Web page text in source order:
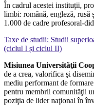
În cadrul acestei instituții,
limbi: română, engleză, rusă
1.000 de cadre profesoral-
Taxe de studii: Studii
(ciclul I și ciclul II)
Misiunea Universităţii
de a crea, valorifica şi
mediu performant de
pentru membrii comunităţii
poziţia de lider naţional în